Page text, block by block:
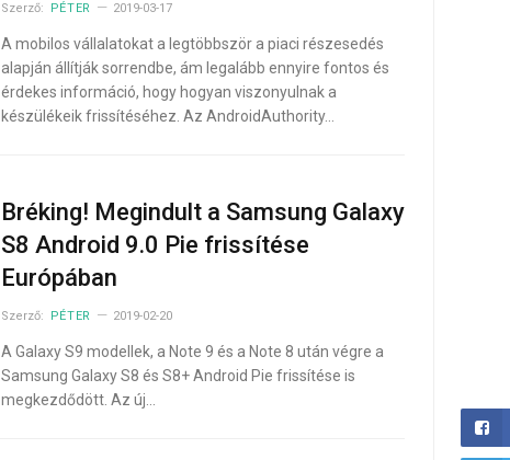
Szerző: PÉTER 2019-03-17
A mobilos vállalatokat a legtöbbször a piaci részesedés
alapján állítják sorrendbe, ám legalább ennyire fontos és
érdekes információ, hogy hogyan viszonyulnak a
készülékeik frissítéséhez. Az AndroidAuthority…
Bréking! Megindult a Samsung Galaxy
S8 Android 9.0 Pie frissítése
Európában
Szerző: PÉTER 2019-02-20
A Galaxy S9 modellek, a Note 9 és a Note 8 után végre a
Samsung Galaxy S8 és S8+ Android Pie frissítése is
megkezdődött. Az új…